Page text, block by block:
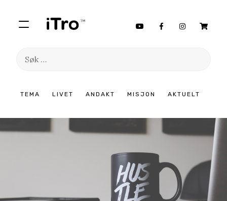
TEMA LIVET ANDAKT MISJON AKTUELT
Søk
innhold